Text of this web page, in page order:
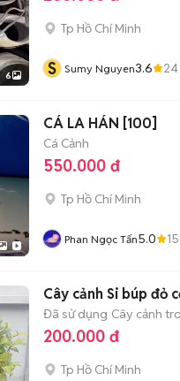
6
Tp Hồ Chí Minh
S Sumy Nguyen3.6 24
CÁ LA HÁN [100]
Cá Cảnh
550.000 đ
Tp Hồ Chí Minh
Phan Ngọc Tấn5.0
Cây cảnh Si búp đỏ
Đã sử dụng Cây cảnh
200.000 đ
Tp Hồ Chí Minh